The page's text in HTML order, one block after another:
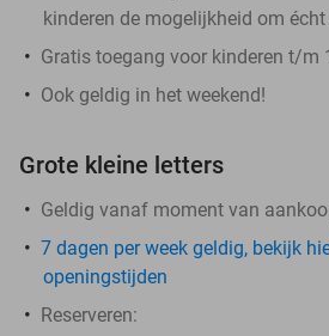
kinderen de mogelijkheid om
Gratis toegang voor kinderen t/m
Ook geldig in het weekend!
Grote kleine letters
Geldig vanaf moment van
7 dagen per week geldig, bekijk
openingstijden
Reserveren: